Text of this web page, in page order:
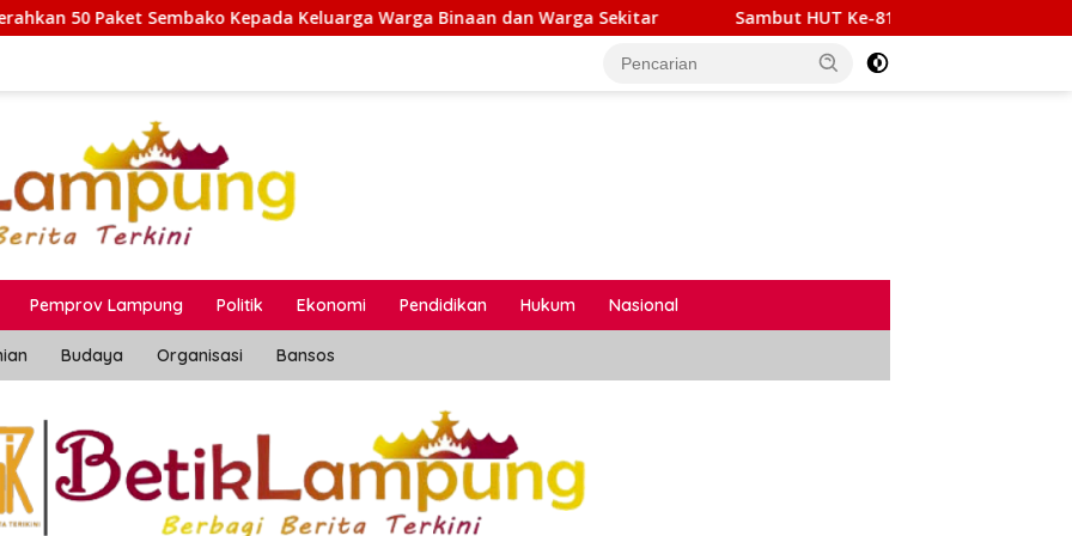
Keluarga Warga Binaan dan Warga Sekitar Sambut HUT Ke-81 Kemerdekaan RI, Rutan Sukadana Gelar Aksi
Pemprov Lampung Politik Ekonomi Pendidikan Hukum Nasional
Budaya Organisasi Bansos